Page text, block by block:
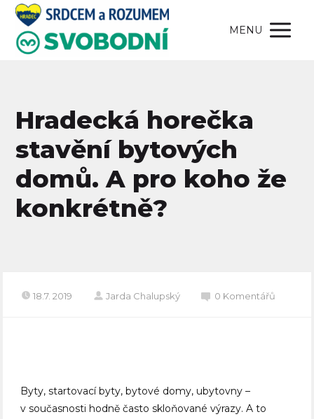
MENU
Hradecká horečka
stavění bytových
domů. A pro koho že
konkrétně?
18.7. 2019 Jarda Chalupský 0 Komentářů
Byty, startovací byty, bytové domy, ubytovny –
v současnosti hodně často skloňované výrazy. A to